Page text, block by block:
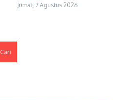
Jumat, 7 Agustus 2026
Cari